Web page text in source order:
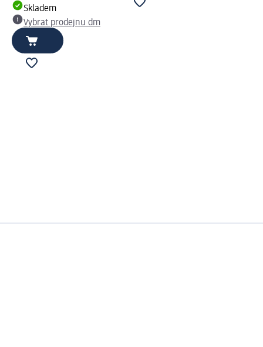
Skladem
Vybrat prodejnu dm